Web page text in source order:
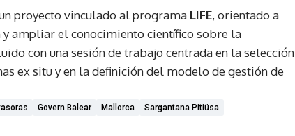
proyecto vinculado al programa LIFE, orientado a
ampliar el conocimiento científico sobre la
con una sesión de trabajo centrada en la selección
ex situ y en la definición del modelo de gestión de
Govern Balear Mallorca Sargantana Pitiüsa